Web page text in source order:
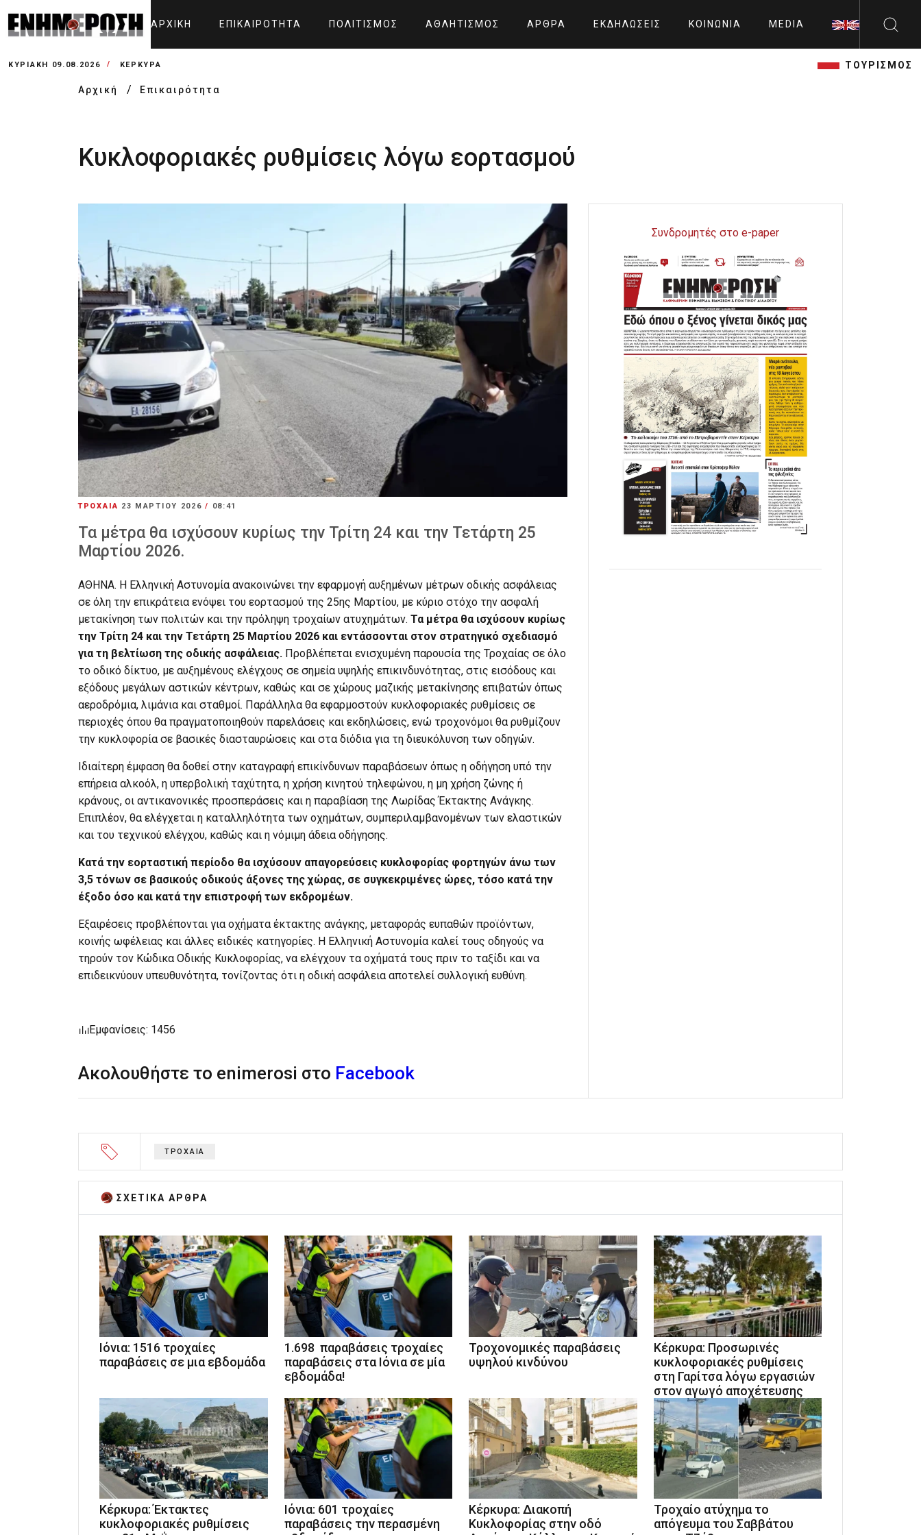
ΑΡΧΙΚΉ ΕΠΙΚΑΙΡΌΤΗΤΑ ΠΟΛΙΤΙΣΜΌΣ ΑΘΛΗΤΙΣΜΌΣ ΆΡΘΡΑ ΕΚΔΗΛΏΣΕΙΣ ΚΟΙΝΩΝΊΑ MEDIA
ΚΥΡΙΑΚΉ 09.08.2026 ΚΕΡΚΥΡΑ ΤΟΥΡΙΣΜΟΣ
Αρχική Επικαιρότητα
Κυκλοφοριακές ρυθμίσεις λόγω εορτασμού
ΤΡΟΧΑΙΑ 23 ΜΑΡΤΊΟΥ 2026/ 08:41
Τα μέτρα θα ισχύσουν κυρίως την Τρίτη 24 και την Τετάρτη 25
Μαρτίου 2026.
ΑΘΗΝΑ. Η Ελληνική Αστυνομία ανακοινώνει την εφαρμογή αυξημένων μέτρων οδικής ασφάλειας
σε όλη την επικράτεια ενόψει του εορτασμού της 25ης Μαρτίου, με κύριο στόχο την ασφαλή
μετακίνηση των πολιτών και την πρόληψη τροχαίων ατυχημάτων. Τα μέτρα θα ισχύσουν κυρίως
την Τρίτη 24 και την Τετάρτη 25 Μαρτίου 2026 και εντάσσονται στον στρατηγικό σχεδιασμό
για τη βελτίωση της οδικής ασφάλειας. Προβλέπεται ενισχυμένη παρουσία της Τροχαίας σε όλο
το οδικό δίκτυο, με αυξημένους ελέγχους σε σημεία υψηλής επικινδυνότητας, στις εισόδους και
εξόδους μεγάλων αστικών κέντρων, καθώς και σε χώρους μαζικής μετακίνησης επιβατών όπως
αεροδρόμια, λιμάνια και σταθμοί. Παράλληλα θα εφαρμοστούν κυκλοφοριακές ρυθμίσεις σε
περιοχές όπου θα πραγματοποιηθούν παρελάσεις και εκδηλώσεις, ενώ τροχονόμοι θα ρυθμίζουν
την κυκλοφορία σε βασικές διασταυρώσεις και στα διόδια για τη διευκόλυνση των οδηγών.
Ιδιαίτερη έμφαση θα δοθεί στην καταγραφή επικίνδυνων παραβάσεων όπως η οδήγηση υπό την
επήρεια αλκοόλ, η υπερβολική ταχύτητα, η χρήση κινητού τηλεφώνου, η μη χρήση ζώνης ή
κράνους, οι αντικανονικές προσπεράσεις και η παραβίαση της Λωρίδας Έκτακτης Ανάγκης.
Επιπλέον, θα ελέγχεται η καταλληλότητα των οχημάτων, συμπεριλαμβανομένων των ελαστικών
και του τεχνικού ελέγχου, καθώς και η νόμιμη άδεια οδήγησης.
Κατά την εορταστική περίοδο θα ισχύσουν απαγορεύσεις κυκλοφορίας φορτηγών άνω των
3,5 τόνων σε βασικούς οδικούς άξονες της χώρας, σε συγκεκριμένες ώρες, τόσο κατά την
έξοδο όσο και κατά την επιστροφή των εκδρομέων.
Εξαιρέσεις προβλέπονται για οχήματα έκτακτης ανάγκης, μεταφοράς ευπαθών προϊόντων,
κοινής ωφέλειας και άλλες ειδικές κατηγορίες. Η Ελληνική Αστυνομία καλεί τους οδηγούς να
τηρούν τον Κώδικα Οδικής Κυκλοφορίας, να ελέγχουν τα οχήματά τους πριν το ταξίδι και να
επιδεικνύουν υπευθυνότητα, τονίζοντας ότι η οδική ασφάλεια αποτελεί συλλογική ευθύνη.
Εμφανίσεις: 1456
Ακολουθήστε το enimerosi στο Facebook
Συνδρομητές στο e-paper
ΤΡΟΧΑΙΑ
ΣΧΕΤΙΚA AΡΘΡΑ
Ιόνια: 1516 τροχαίες
παραβάσεις σε μια εβδομάδα
1.698 παραβάσεις τροχαίες
παραβάσεις στα Ιόνια σε μία
εβδομάδα!
Τροχονομικές παραβάσεις
υψηλού κινδύνου
Κέρκυρα: Προσωρινές
κυκλοφοριακές ρυθμίσεις
στη Γαρίτσα λόγω εργασιών
στον αγωγό αποχέτευσης
Κέρκυρα: Έκτακτες
κυκλοφοριακές ρυθμίσεις
Ιόνια: 601 τροχαίες
παραβάσεις την περασμένη
Κέρκυρα: Διακοπή
Κυκλοφορίας στην οδό
Τροχαίο ατύχημα το
απόγευμα του Σαββάτου